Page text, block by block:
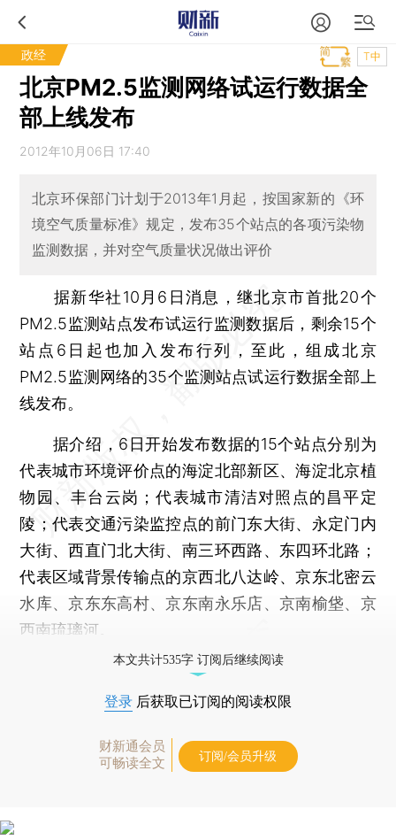
政经 T中
北京PM2.5监测网络试运行数据全
部上线发布
2012年10月06日 17:40
北京环保部门计划于2013年1月起，按国家新的《环
境空气质量标准》规定，发布35个站点的各项污染物
监测数据，并对空气质量状况做出评价
据新华社10月6日消息，继北京市首批20个
PM2.5监测站点发布试运行监测数据后，剩余15个
站点6日起也加入发布行列，至此，组成北京
PM2.5监测网络的35个监测站点试运行数据全部上
线发布。
据介绍，6日开始发布数据的15个站点分别为
代表城市环境评价点的海淀北部新区、海淀北京植
物园、丰台云岗；代表城市清洁对照点的昌平定
陵；代表交通污染监控点的前门东大街、永定门内
大街、西直门北大街、南三环西路、东四环北路；
代表区域背景传输点的京西北八达岭、京东北密云
水库、京东东高村、京东南永乐店、京南榆垡、京
西南琉璃河。
本文共计535字 订阅后继续阅读
登录 后获取已订阅的阅读权限
财新通会员
可畅读全文
订阅/会员升级